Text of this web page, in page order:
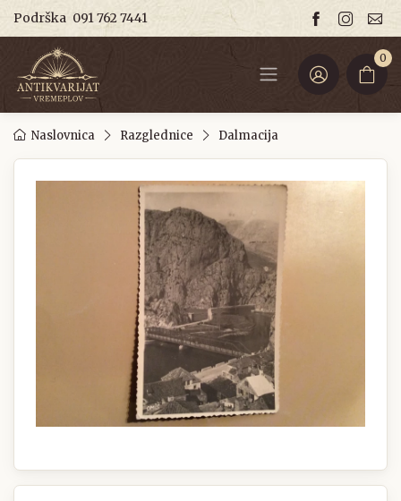
Podrška 091 762 7441
0
Naslovnica Razglednice Dalmacija